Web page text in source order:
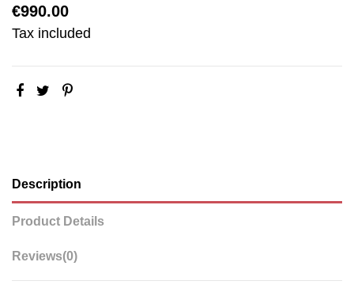
€990.00
Tax included
Description
Product Details
Reviews(0)